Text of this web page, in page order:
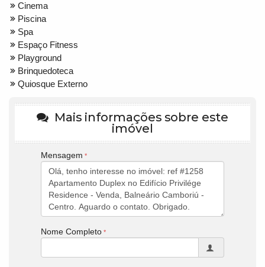
Cinema
Piscina
Spa
Espaço Fitness
Playground
Brinquedoteca
Quiosque Externo
Mais informações sobre este
imóvel
Mensagem
Nome Completo